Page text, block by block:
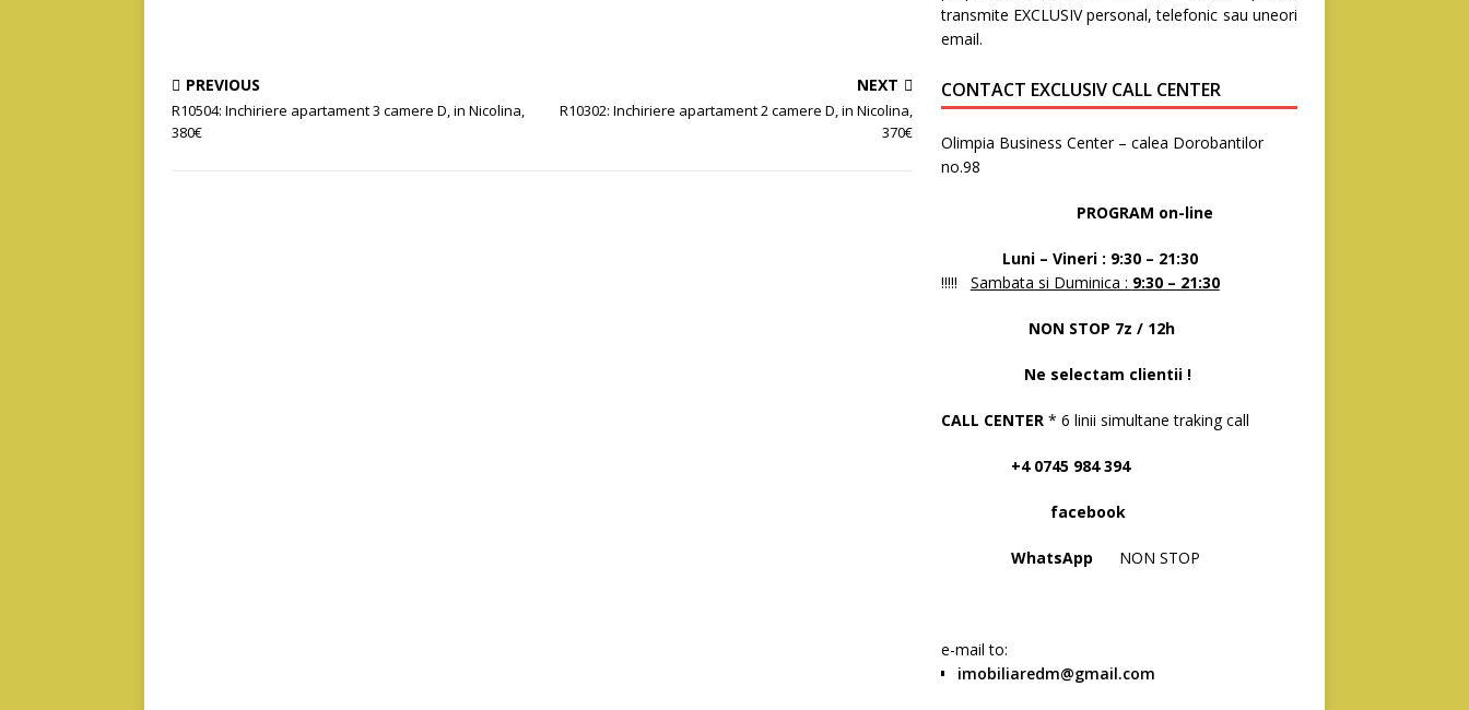
PREVIOUS
R10504: Inchiriere apartament 3 camere D, in Nicolina,
380€
NEXT
R10302: Inchiriere apartament 2 camere D, in Nicolina,
370€
transmite EXCLUSIV personal, telefonic sau uneori
email.
CONTACT EXCLUSIV CALL CENTER
Olimpia Business Center – calea Dorobantilor
no.98
PROGRAM on-line
Luni – Vineri : 9:30 – 21:30
!!!!! Sambata si Duminica : 9:30 – 21:30
NON STOP 7z / 12h
Ne selectam clientii !
CALL CENTER* 6 linii simultane traking call
+4 0745 984 394
facebook
WhatsApp NON STOP
e-mail to:
imobiliaredm@gmail.com